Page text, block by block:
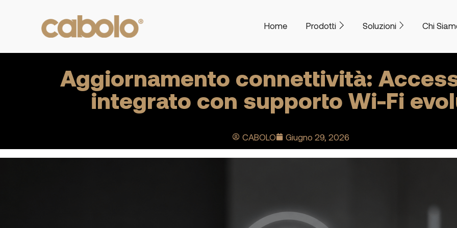
Home Prodotti Soluzioni Chi
Aggiornamento connettività:
integrato con supporto Wi-Fi
CABOLO Giugno 29, 2026